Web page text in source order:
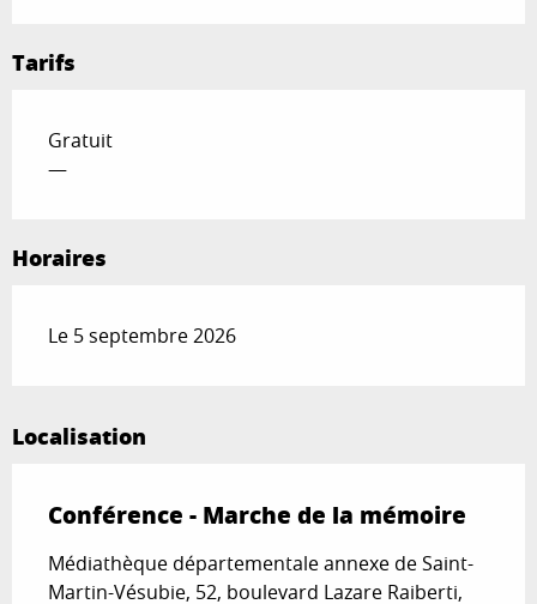
Tarifs
Gratuit
—
Horaires
Le 5 septembre 2026
Localisation
Conférence - Marche de la mémoire
Médiathèque départementale annexe de Saint-
Martin-Vésubie, 52, boulevard Lazare Raiberti,